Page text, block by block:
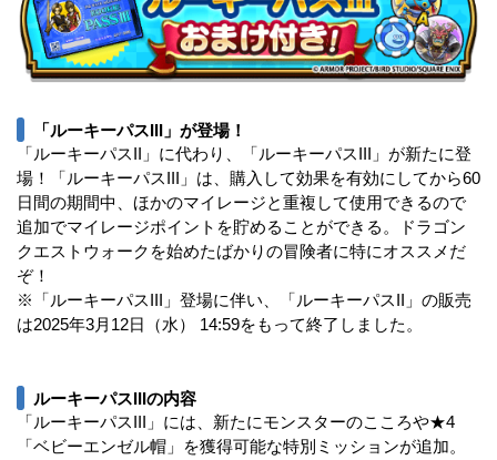
「ルーキーパスIII」が登場！
「ルーキーパスII」に代わり、「ルーキーパスIII」が新たに登
場！「ルーキーパスIII」は、購入して効果を有効にしてから60
日間の期間中、ほかのマイレージと重複して使用できるので
追加でマイレージポイントを貯めることができる。ドラゴン
クエストウォークを始めたばかりの冒険者に特にオススメだ
ぞ！
※「ルーキーパスIII」登場に伴い、「ルーキーパスII」の販売
は2025年3月12日（水） 14:59をもって終了しました。
ルーキーパスIIIの内容
「ルーキーパスIII」には、新たにモンスターのこころや★4
「ベビーエンゼル帽」を獲得可能な特別ミッションが追加。